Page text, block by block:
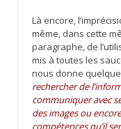
Là encore,
même, dans cette
paragraphe, de
mis à toutes les
nous donne
rechercher de
communiquer avec
des images ou
compétences qu’il